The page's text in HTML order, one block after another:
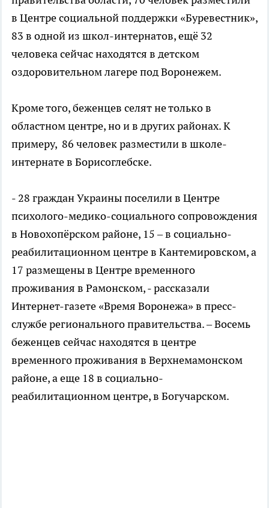
в Центре социальной поддержки «Буревестник»,
83 в одной из школ-интернатов, ещё 32
человека сейчас находятся в детском
оздоровительном лагере под Воронежем.
Кроме того, беженцев селят не только в
областном центре, но и в других районах. К
примеру, 86 человек разместили в школе-
интернате в Борисоглебске.
- 28 граждан Украины поселили в Центре
психолого-медико-социального сопровождения
в Новохопёрском районе, 15 – в социально-
реабилитационном центре в Кантемировском, а
17 размещены в Центре временного
проживания в Рамонском, - рассказали
Интернет-газете «Время Воронежа» в пресс-
службе регионального правительства. – Восемь
беженцев сейчас находятся в центре
временного проживания в Верхнемамонском
районе, а еще 18 в социально-
реабилитационном центре, в Богучарском.